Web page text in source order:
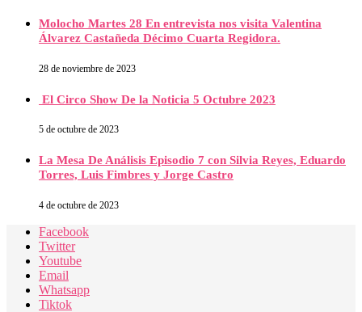
Molocho Martes 28 En entrevista nos visita Valentina
Álvarez Castañeda Décimo Cuarta Regidora.
28 de noviembre de 2023
El Circo Show De la Noticia 5 Octubre 2023
5 de octubre de 2023
La Mesa De Análisis Episodio 7 con Silvia Reyes, Eduardo
Torres, Luis Fimbres y Jorge Castro
4 de octubre de 2023
Facebook
Twitter
Youtube
Email
Whatsapp
Tiktok